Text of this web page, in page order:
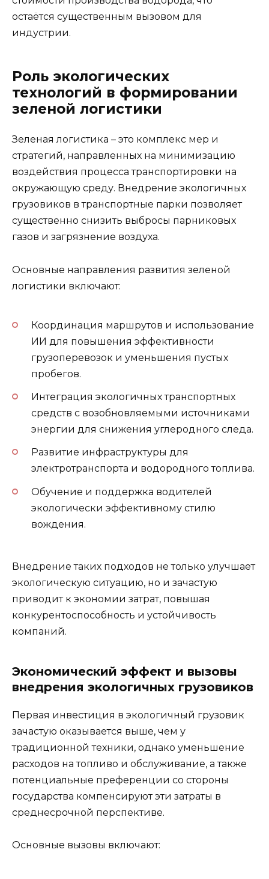
остаётся существенным вызовом для
индустрии.
Роль экологических
технологий в формировании
зеленой логистики
Зеленая логистика – это комплекс мер и
стратегий, направленных на минимизацию
воздействия процесса транспортировки на
окружающую среду. Внедрение экологичных
грузовиков в транспортные парки позволяет
существенно снизить выбросы парниковых
газов и загрязнение воздуха.
Основные направления развития зеленой
логистики включают:
Координация маршрутов и использование
ИИ для повышения эффективности
грузоперевозок и уменьшения пустых
пробегов.
Интеграция экологичных транспортных
средств с возобновляемыми источниками
энергии для снижения углеродного следа.
Развитие инфраструктуры для
электротранспорта и водородного топлива.
Обучение и поддержка водителей
экологически эффективному стилю
вождения.
Внедрение таких подходов не только улучшает
экологическую ситуацию, но и зачастую
приводит к экономии затрат, повышая
конкурентоспособность и устойчивость
компаний.
Экономический эффект и вызовы
внедрения экологичных грузовиков
Первая инвестиция в экологичный грузовик
зачастую оказывается выше, чем у
традиционной техники, однако уменьшение
расходов на топливо и обслуживание, а также
потенциальные преференции со стороны
государства компенсируют эти затраты в
среднесрочной перспективе.
Основные вызовы включают: